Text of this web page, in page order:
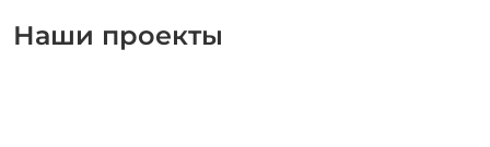
Наши проекты